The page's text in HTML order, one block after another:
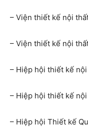
– Viện thiết kế nội
– Viện thiết kế nội
– Hiệp hội thiết kế
– Hiệp hội thiết kế
– Hiệp hội Thiết kế